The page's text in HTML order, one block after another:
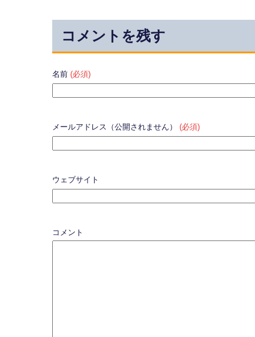
コメントを残す
名前 (必須)
メールアドレス（公開されません） (必須)
ウェブサイト
コメント